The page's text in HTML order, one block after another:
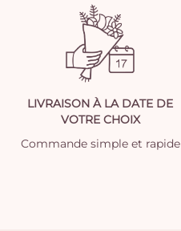
LIVRAISON À LA DATE DE
VOTRE CHOIX
Commande simple et rapide